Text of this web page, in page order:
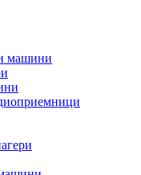
машини